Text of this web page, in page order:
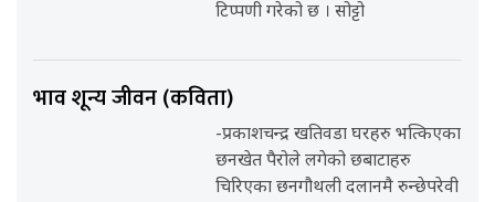
टिप्पणी गरेको छ । सोट्टो
भाव शून्य जीवन (कविता)
-प्रकाशचन्द्र खतिवडा घरहरु भत्किएका
छनखेत पैरोले लगेको छबाटाहरु
चिरिएका छनगौथली दलानमै रुन्छेपरेवी